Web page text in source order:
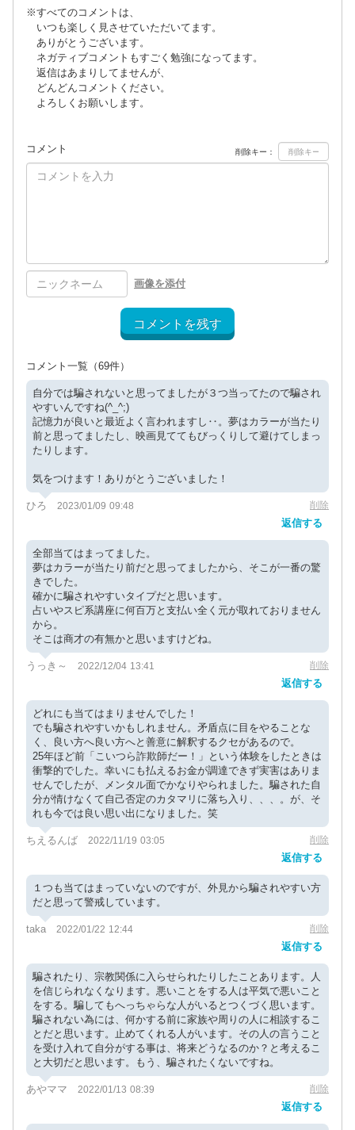
※すべてのコメントは、
いつも楽しく見させていただいてます。
ありがとうございます。
ネガティブコメントもすごく勉強になってます。
返信はあまりしてませんが、
どんどんコメントください。
よろしくお願いします。
コメント 削除キー：
画像を添付
コメントを残す
コメント一覧 （69件）
自分では騙されないと思ってましたが３つ当ってたので騙され
やすいんですね(^_^;)
記憶力が良いと最近よく言われますし‥。夢はカラーが当たり
前と思ってましたし、映画見ててもびっくりして避けてしまっ
たりします。
気をつけます！ありがとうございました！
ひろ 2023/01/09 09:48 削除
返信する
全部当てはまってました。
夢はカラーが当たり前だと思ってましたから、そこが一番の驚
きでした。
確かに騙されやすいタイプだと思います。
占いやスピ系講座に何百万と支払い全く元が取れておりません
から。
そこは商才の有無かと思いますけどね。
うっき～ 2022/12/04 13:41 削除
返信する
どれにも当てはまりませんでした！
でも騙されやすいかもしれません。矛盾点に目をやることな
く、良い方へ良い方へと善意に解釈するクセがあるので。
25年ほど前「こいつら詐欺師だー！」という体験をしたときは
衝撃的でした。幸いにも払えるお金が調達できず実害はありま
せんでしたが、メンタル面でかなりやられました。騙された自
分が情けなくて自己否定のカタマリに落ち入り、、、。が、そ
れも今では良い思い出になりました。笑
ちえるんば 2022/11/19 03:05 削除
返信する
１つも当てはまっていないのですが、外見から騙されやすい方
だと思って警戒しています。
taka 2022/01/22 12:44 削除
返信する
騙されたり、宗教関係に入らせられたりしたことあります。人
を信じられなくなります。悪いことをする人は平気で悪いこと
をする。騙してもへっちゃらな人がいるとつくづく思います。
騙されない為には、何かする前に家族や周りの人に相談するこ
とだと思います。止めてくれる人がいます。その人の言うこと
を受け入れて自分がする事は、将来どうなるのか？と考えるこ
と大切だと思います。もう、騙されたくないですね。
あやママ 2022/01/13 08:39 削除
返信する